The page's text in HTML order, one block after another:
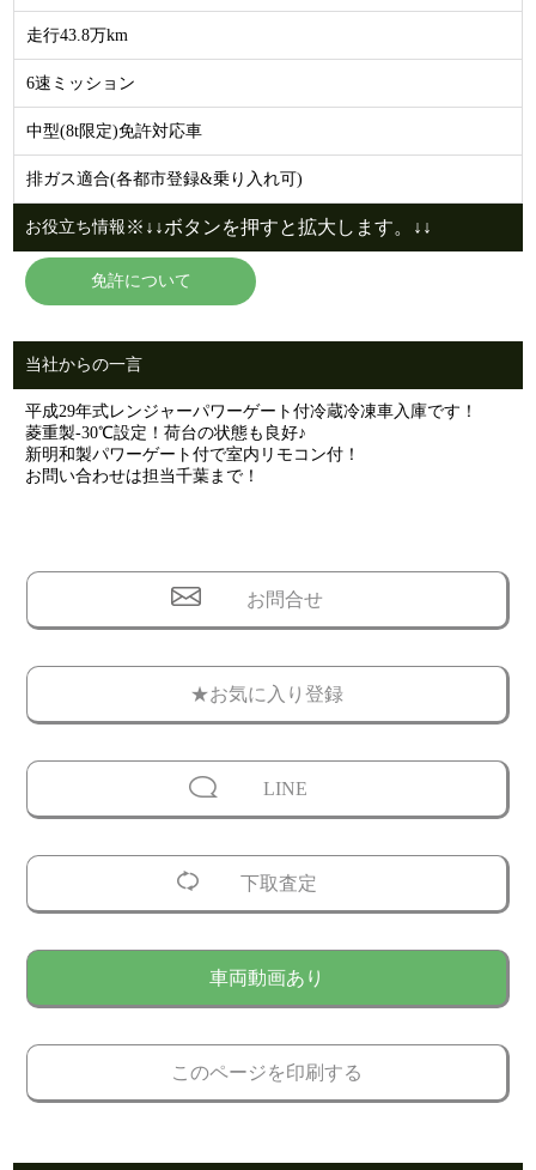
走行43.8万km
6速ミッション
中型(8t限定)免許対応車
排ガス適合(各都市登録&乗り入れ可)
お役立ち情報 ※↓↓ボタンを押すと拡大します。↓↓
免許について
当社からの一言
平成29年式レンジャーパワーゲート付冷蔵冷凍車入庫です！
菱重製-30℃設定！荷台の状態も良好♪
新明和製パワーゲート付で室内リモコン付！
お問い合わせは担当千葉まで！
お問合せ
★お気に入り登録
LINE
下取査定
車両動画あり
このページを印刷する